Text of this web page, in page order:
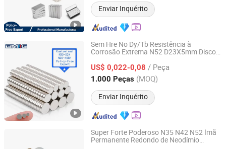
Enviar Inquérito
Sem Hre No Dy/Tb Resistência à
Corrosão Extrema N52 D23X5mm Disco
Sensor Industrial
US$ 0,022-0,08 / Peça
1.000 Peças (MOQ)
Enviar Inquérito
Ningbo Bestway Magnet Co., Ltd.
Zhejiang, China Desde 2006
Super Forte Poderoso N35 N42 N52 Ímã
Permanente Redondo de Neodímio
Shanghai Taixiong Magnetic Industrial Co., Ltd.